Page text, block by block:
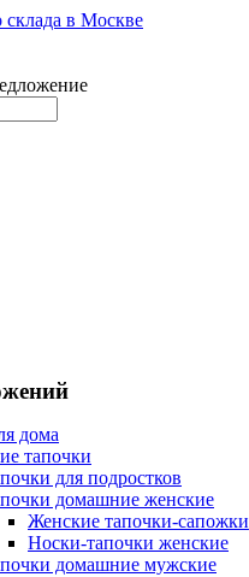
дома
тапочки
для подростков
домашние женские
Женские тапочки-сапожки
Носки-тапочки женские
домашние мужские